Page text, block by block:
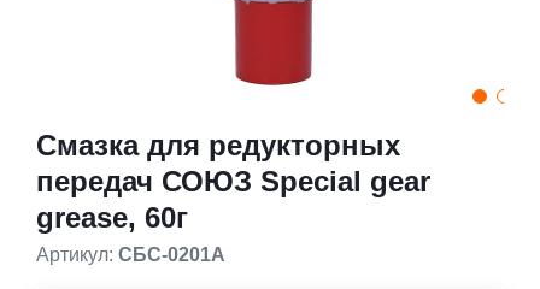
Смазка для редукторных
передач СОЮЗ Special gear
grease, 60г
Артикул: СБС-0201А